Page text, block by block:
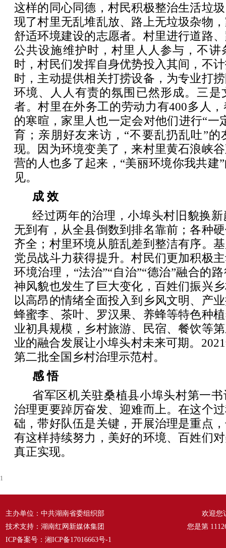
这样的同心同德，村民积极整治生活垃
现了村里无乱堆乱放、路上无垃圾杂物
舒适环境建设的志愿者。村里进行道路
公共设施维护时，村里人人参与，不讲
时，村民们发挥自身优势投入其间，不
时，主动提供相关打捞设备，为专业打
环境、人人有责的氛围已然形成。三是
者。村里在外务工的劳动力有400多人
的寒暄，家里人也一定会对他们进行“一
育；亲朋好友来访，“不要乱扔乱吐”
现。因为环境变美了，来村里黄石浪峡
营的人也多了起来，“美丽环境你我共建
见。
成 效
经过两年的治理，小埠头村旧貌换
无到有，从全县倒数到排名靠前；各种
齐全；村里环境从脏乱差到整洁有序。
党员战斗力获得提升。村民们更加积极
环境治理，“法治”“自治”“德治”融合的
神风貌也发生了巨大变化，百姓们振兴
以高昂的情绪全面投入到乡风文明、产
蜂蜜李、茶叶、罗汉果、养蜂等特色种
业初具规模，乡村旅游、民宿、餐饮等
业的融合发展让小埠头村未来可期。
第二批全国乡村治理示范村。
感 悟
省军区机关驻桑植县小埠头村第一
治理更要踔厉奋发、迎难而上。在这个
础，带好队伍是关键，开展治理是重点
有这样持续努力，美好的环境、百姓们
真正实现。
1
主办单位：中共湖南省委组织部
技术支持：湖南红网新媒体集团
ICP备案号： 湘ICP备17016663号-1
欢迎您
您是第